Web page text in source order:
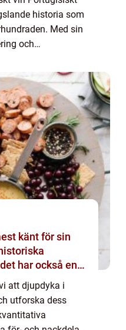
historia som
Med sin
och
mest
känt för sin
har också en
upptäckas
att djupdyka i
utforska dess